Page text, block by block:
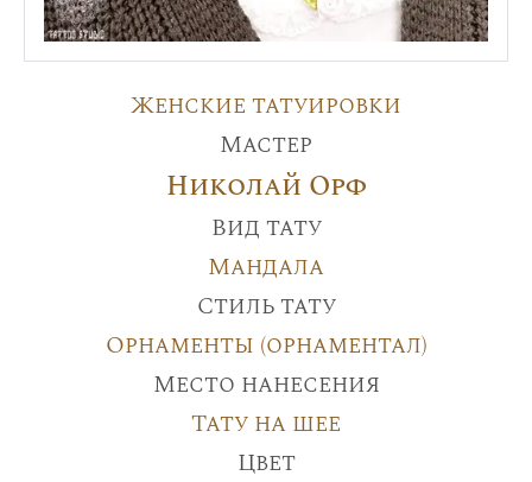
Женские татуировки
Мастер
Николай Орф
Вид тату
Мандала
Стиль тату
Орнаменты (орнаментал)
Место нанесения
Тату на шее
Цвет